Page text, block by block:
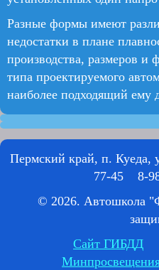
Разные формы имеют
недостатки в плане
производства, размеров
типа проектируемого
наиболее подходящий ему
Пермский край, п.
77-45 8-
© 2026. Автошкола
Сайт ГИБДД